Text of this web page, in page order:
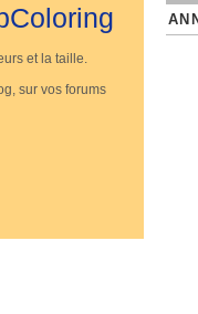
et la taille.
sur vos forums